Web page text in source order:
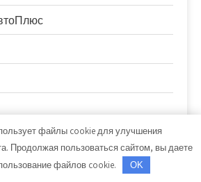
ИП Васильев Е.П.
файлы cookie для улучшения
Продолжая пользоваться сайтом, вы даете
файлов cookie.
OK